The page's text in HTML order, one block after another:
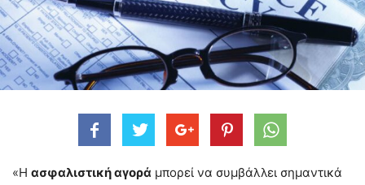
«Η ασφαλιστική αγορά μπορεί να συμβάλλει σημαντικά